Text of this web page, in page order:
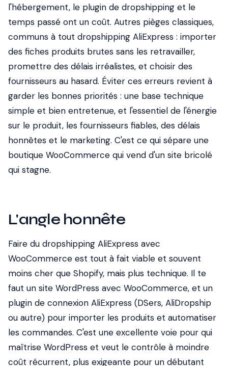
l'hébergement, le plugin de dropshipping et le
temps passé ont un coût. Autres pièges classiques,
communs à tout dropshipping AliExpress : importer
des fiches produits brutes sans les retravailler,
promettre des délais irréalistes, et choisir des
fournisseurs au hasard. Éviter ces erreurs revient à
garder les bonnes priorités : une base technique
simple et bien entretenue, et l'essentiel de l'énergie
sur le produit, les fournisseurs fiables, des délais
honnêtes et le marketing. C'est ce qui sépare une
boutique WooCommerce qui vend d'un site bricolé
qui stagne.
L'angle honnête
Faire du dropshipping AliExpress avec
WooCommerce est tout à fait viable et souvent
moins cher que Shopify, mais plus technique. Il te
faut un site WordPress avec WooCommerce, et un
plugin de connexion AliExpress (DSers, AliDropship
ou autre) pour importer les produits et automatiser
les commandes. C'est une excellente voie pour qui
maîtrise WordPress et veut le contrôle à moindre
coût récurrent, plus exigeante pour un débutant